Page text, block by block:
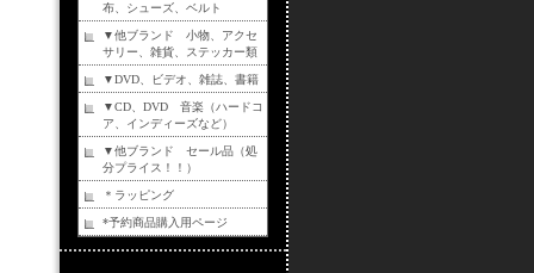
布、シューズ、ベルト
▼他ブランド 小物、アクセ
サリー、雑貨、ステッカー類
▼DVD、ビデオ、雑誌、書籍
▼CD、DVD 音楽（ハードコ
ア、インディーズなど）
▼他ブランド セール品（処
分プライス！！）
＊ラッピング
*予約商品購入用ページ